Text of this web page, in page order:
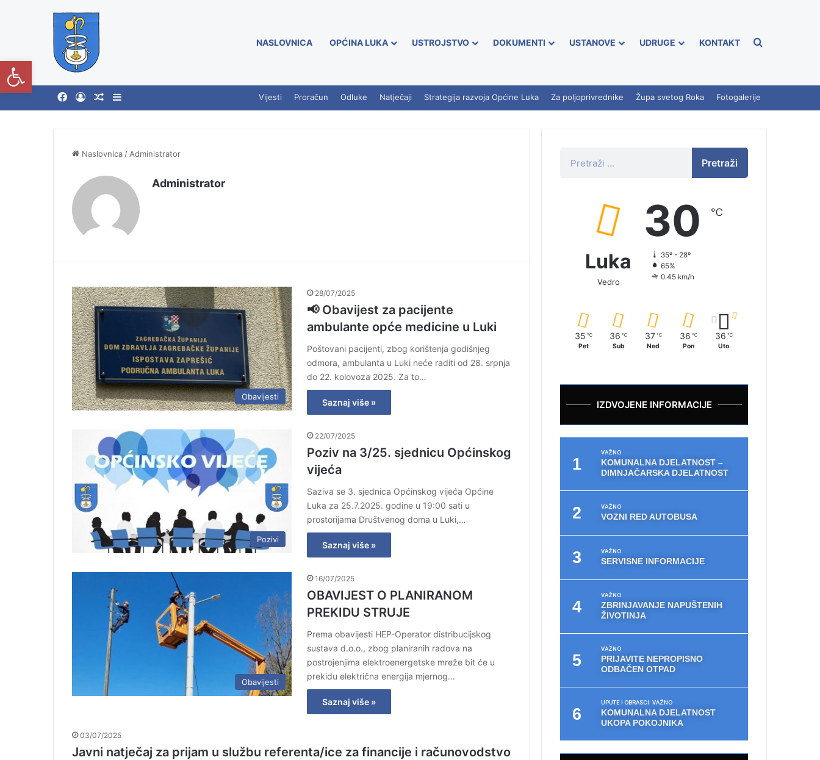
NASLOVNICA OPĆINA LUKA USTROJSTVO DOKUMENTI USTANOVE UDRUGE KONTAKT
Vijesti Proračun Odluke Natječaji Strategija razvoja Općine Luka Za poljoprivrednike Župa svetog Roka Fotogalerije
Naslovnica / Administrator
Administrator
Obavijesti
28/07/2025
📢 Obavijest za pacijente
ambulante opće medicine u Luki
Poštovani pacijenti, zbog korištenja godišnjeg
odmora, ambulanta u Luki neće raditi od 28. srpnja
do 22. kolovoza 2025. Za to…
Saznaj više »
Pozivi
22/07/2025
Poziv na 3/25. sjednicu Općinskog
vijeća
Saziva se 3. sjednica Općinskog vijeća Općine
Luka za 25.7.2025. godine u 19:00 sati u
prostorijama Društvenog doma u Luki,…
Saznaj više »
Obavijesti
16/07/2025
OBAVIJEST O PLANIRANOM
PREKIDU STRUJE
Prema obavijesti HEP-Operator distribucijskog
sustava d.o.o., zbog planiranih radova na
postrojenjima elektroenergetske mreže bit će u
prekidu električna energija mjernog…
Saznaj više »
03/07/2025
Javni natječaj za prijam u službu referenta/ice za financije i računovodstvo
Pretraži
Luka
Vedro
30 ℃
35º - 28º
65%
0.45 km/h
35 ℃
Pet
36 ℃
Sub
37 ℃
Ned
36 ℃
Pon
36 ℃
Uto
IZDVOJENE INFORMACIJE
VAŽNO
KOMUNALNA DJELATNOST –
DIMNJAČARSKA DJELATNOST
VAŽNO
VOZNI RED AUTOBUSA
VAŽNO
SERVISNE INFORMACIJE
VAŽNO
ZBRINJAVANJE NAPUŠTENIH
ŽIVOTINJA
VAŽNO
PRIJAVITE NEPROPISNO
ODBAČEN OTPAD
UPUTE I OBRASCI VAŽNO
KOMUNALNA DJELATNOST
UKOPA POKOJNIKA
Open toolbar